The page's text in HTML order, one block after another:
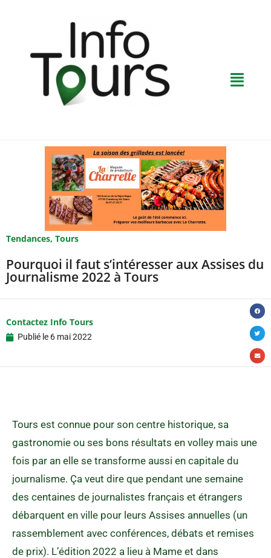
Tendances, Tours
Pourquoi il faut s’intéresser aux Assises du
Journalisme 2022 à Tours
Contactez Info Tours
Publié le 6 mai 2022
Tours est connue pour son centre historique, sa
gastronomie ou ses bons résultats en volley mais une
fois par an elle se transforme aussi en capitale du
journalisme. Ça veut dire que pendant une semaine
des centaines de journalistes français et étrangers
débarquent en ville pour leurs Assises annuelles (un
rassemblement avec conférences, débats et remises
de prix). L’édition 2022 a lieu à Mame et dans